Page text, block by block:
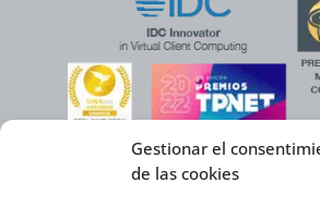
Gestionar el
de las cookies